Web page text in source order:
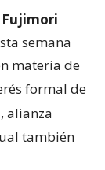
Fujimori
semana
materia de
formal de
, alianza
también